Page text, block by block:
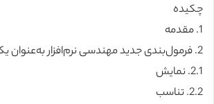
چکیده
1. مقدمه
2. فرمول‌بندی جدید مهندسی نرم‌افزار به‌عنوان یک مسئله جستجو
2.1. نمایش
2.2. تناسب